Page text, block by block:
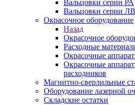
Вальцовки серии РА
Вальцовки серии
Окрасочное оборудование
Назад
Окрасочное
Расходные
Окрасочные
Окрасочные
расходников
Магнитно-сверлильные
Оборудование лазерной
Складские остатки